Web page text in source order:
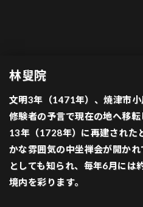
林叟院
文明3年（1471年）、焼津市小
修験者の予言で現在の地へ移
13年（1728年）に再建された
かな雰囲気の中坐禅会が開か
としても知られ、毎年6月には
境内を彩ります。